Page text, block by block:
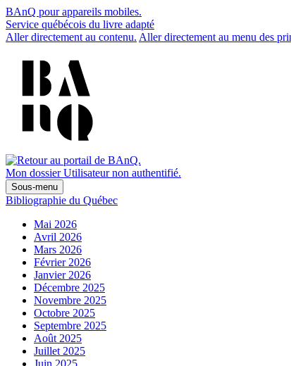
BAnQ pour appareils mobiles.
Service québécois du livre adapté
Aller directement au contenu. Aller directement au menu des
Mon dossier Utilisateur non authentifié.
Sous-menu
Bibliographie du Québec
Mai 2026
Avril 2026
Mars 2026
Février 2026
Janvier 2026
Décembre 2025
Novembre 2025
Octobre 2025
Septembre 2025
Août 2025
Juillet 2025
Juin 2025